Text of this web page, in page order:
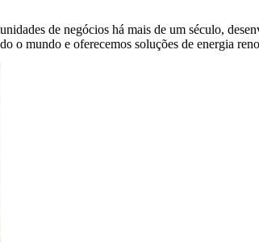
de negócios há mais de um século,
o mundo e oferecemos soluções de energia